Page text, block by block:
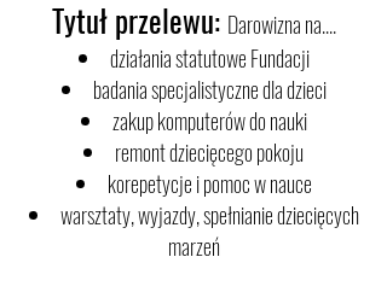
Tytuł przelewu: Darowizna na....
działania statutowe Fundacji
badania specjalistyczne dla dzieci
zakup komputerów donauki
remont dziecięcego pokoju
korepetycje i pomoc w nauce
warsztaty, wyjazdy, spełnianie dziecięcych
marzeń